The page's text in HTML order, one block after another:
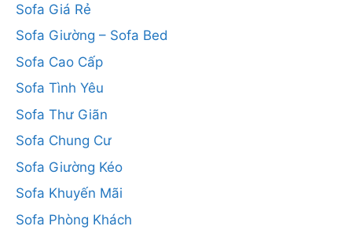
Sofa Giá Rẻ
Sofa Giường – Sofa Bed
Sofa Cao Cấp
Sofa Tình Yêu
Sofa Thư Giãn
Sofa Chung Cư
Sofa Giường Kéo
Sofa Khuyến Mãi
Sofa Phòng Khách